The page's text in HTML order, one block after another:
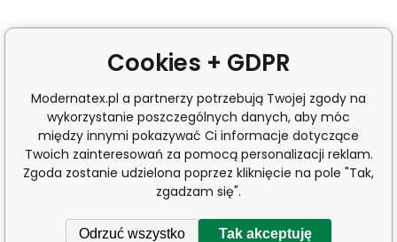
Cookies + GDPR
Modernatex.pl a partnerzy potrzebują Twojej zgody na
wykorzystanie poszczególnych danych, aby móc
między innymi pokazywać Ci informacje dotyczące
Twoich zainteresowań za pomocą personalizacji reklam.
Zgoda zostanie udzielona poprzez kliknięcie na pole "Tak,
zgadzam się".
Odrzuć wszystko Tak akceptuję